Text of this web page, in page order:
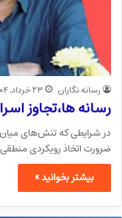
رسانه نگاران ۲۳ خرداد, ۱۴۰۴
رسانه ها،تجاوز
در شرایطی که تنش‌های
ضرورت اتخاذ رویکردی
بیشتر بخوانید »